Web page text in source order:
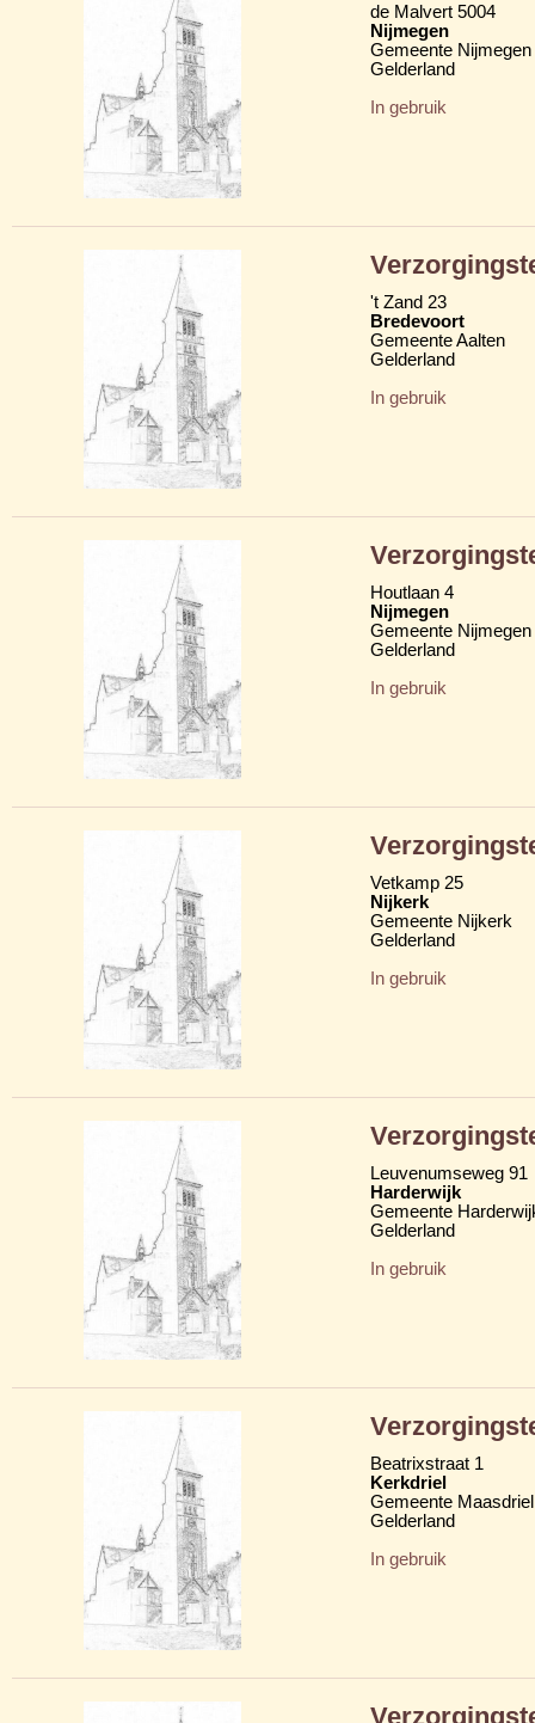
de Malvert 5004
Nijmegen
Gemeente Nijmegen
Gelderland
In gebruik
't Zand 23
Bredevoort
Gemeente Aalten
Gelderland
In gebruik
Houtlaan 4
Nijmegen
Gemeente Nijmegen
Gelderland
In gebruik
Vetkamp 25
Nijkerk
Gemeente Nijkerk
Gelderland
In gebruik
Leuvenumseweg 91
Harderwijk
Gemeente
Gelderland
In gebruik
Beatrixstraat 1
Kerkdriel
Gemeente Maasdriel
Gelderland
In gebruik